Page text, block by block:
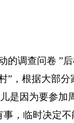
的调查问卷 ”
，根据大部分
是因为要参加
，临时决定不